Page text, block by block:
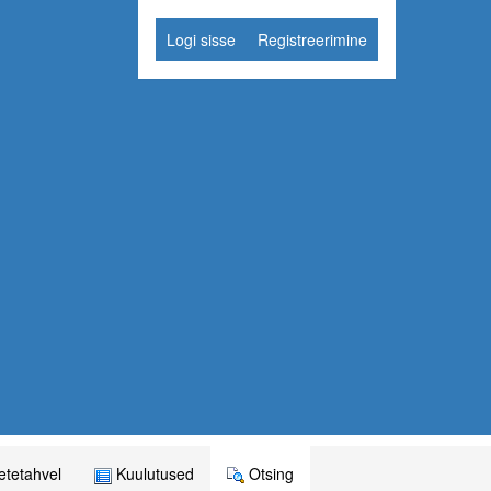
Logi sisse Registreerimine
Kuulutused Otsing